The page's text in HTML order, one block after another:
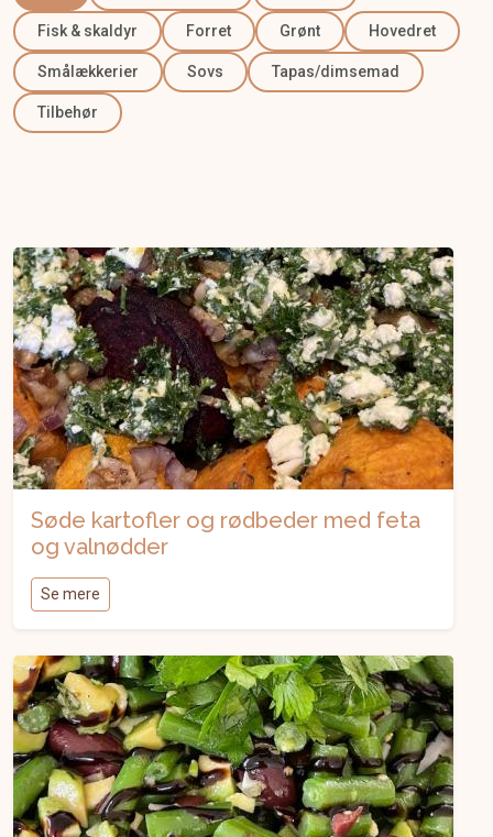
Fisk & skaldyr Forret Grønt Hovedret
Smålækkerier Sovs Tapas/dimsemad
Tilbehør
Søde kartofler og rødbeder med feta
og valnødder
Se mere